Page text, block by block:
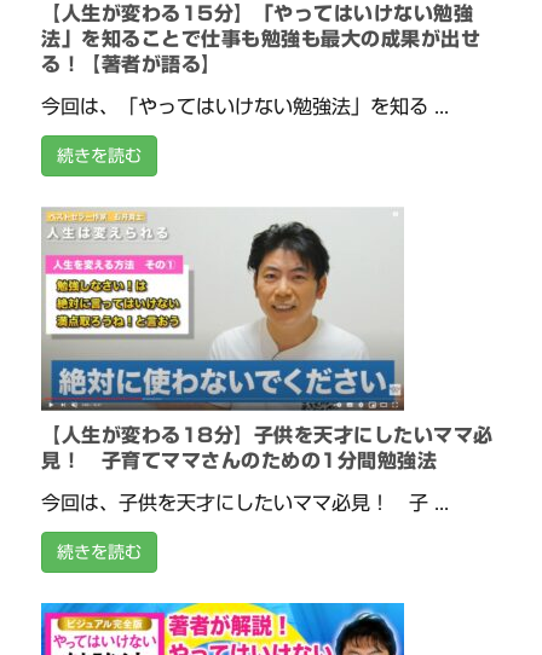
【人生が変わる15分】「やってはいけない勉強
法」を知ることで仕事も勉強も最大の成果が出せ
る！【著者が語る】
今回は、「やってはいけない勉強法」を知る ...
続きを読む
【人生が変わる18分】子供を天才にしたいママ必
見！ 子育てママさんのための1分間勉強法
今回は、子供を天才にしたいママ必見！ 子 ...
続きを読む